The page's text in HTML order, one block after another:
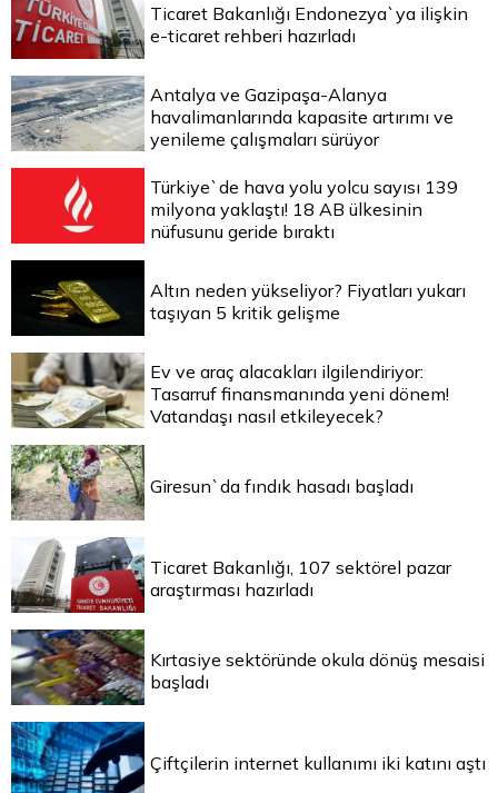
Ticaret Bakanlığı Endonezya`ya ilişkin
e-ticaret rehberi hazırladı
Antalya ve Gazipaşa-Alanya
havalimanlarında kapasite artırımı ve
yenileme çalışmaları sürüyor
Türkiye`de hava yolu yolcu sayısı 139
milyona yaklaştı! 18 AB ülkesinin
nüfusunu geride bıraktı
Altın neden yükseliyor? Fiyatları yukarı
taşıyan 5 kritik gelişme
Ev ve araç alacakları ilgilendiriyor:
Tasarruf finansmanında yeni dönem!
Vatandaşı nasıl etkileyecek?
Giresun`da fındık hasadı başladı
Ticaret Bakanlığı, 107 sektörel pazar
araştırması hazırladı
Kırtasiye sektöründe okula dönüş mesaisi
başladı
Çiftçilerin internet kullanımı iki katını aştı